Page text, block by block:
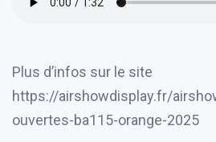
Plus d’infos sur le site
https://airshowdisplay.fr/
ouvertes-ba115-orange-2025